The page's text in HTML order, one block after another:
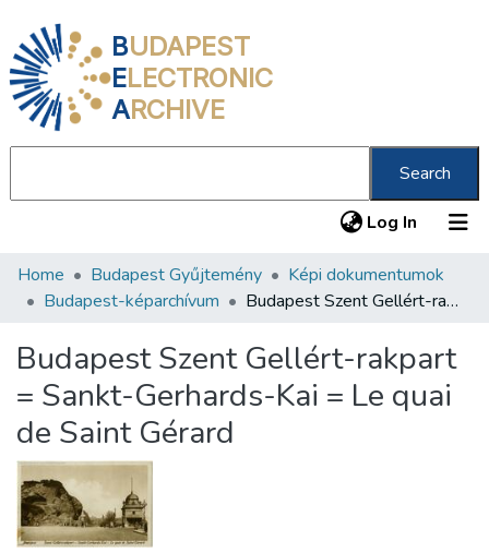
BUDAPEST
ELECTRONIC
ARCHIVE
Search
Log In (current)
Communities & Collections
Statistics
About us
Home Budapest Gyűjtemény
Képi dokumentumok
Budapest-képarchívum
Budapest Szent Gellért-rakpart = Sankt-Gerhards-Kai = Le quai de Saint Gérard
Budapest Szent Gellért-rakpart
= Sankt-Gerhards-Kai = Le quai
de Saint Gérard